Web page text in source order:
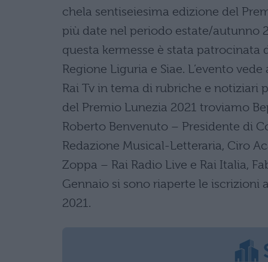
chela sentiseiesima edizione del
più date nel periodo estate/autunno
questa kermesse è stata patrocinata
Regione Liguria e Siae. L’evento
Rai Tv in tema di rubriche e notiziari
del Premio Lunezia 2021 troviamo
Roberto Benvenuto – Presidente di
Redazione Musical-Letteraria, Ciro
Zoppa – Rai Radio Live e Rai Italia,
Gennaio si sono riaperte le iscrizioni
2021.